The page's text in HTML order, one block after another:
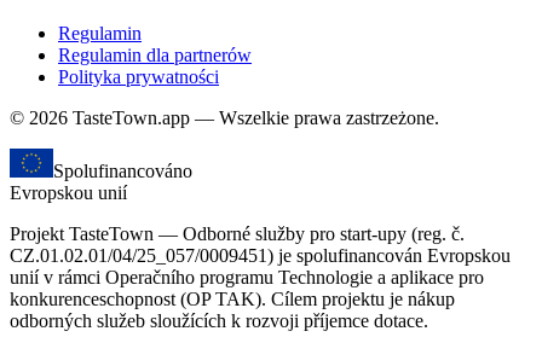
Regulamin
Regulamin dla partnerów
Polityka prywatności
© 2026 TasteTown.app — Wszelkie prawa zastrzeżone.
Spolufinancováno
Evropskou unií
Projekt TasteTown — Odborné služby pro start-upy (reg. č.
CZ.01.02.01/04/25_057/0009451) je spolufinancován Evropskou
unií v rámci Operačního programu Technologie a aplikace pro
konkurenceschopnost (OP TAK). Cílem projektu je nákup
odborných služeb sloužících k rozvoji příjemce dotace.